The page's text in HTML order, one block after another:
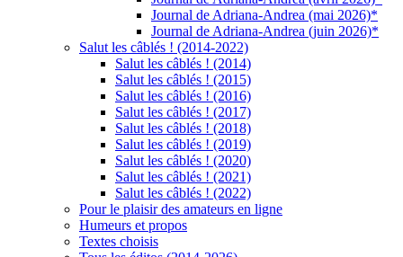
Journal de Adriana-Andrea (mai 2026)*
Journal de Adriana-Andrea (juin 2026)*
Salut les câblés ! (2014-2022)
Salut les câblés ! (2014)
Salut les câblés ! (2015)
Salut les câblés ! (2016)
Salut les câblés ! (2017)
Salut les câblés ! (2018)
Salut les câblés ! (2019)
Salut les câblés ! (2020)
Salut les câblés ! (2021)
Salut les câblés ! (2022)
Pour le plaisir des amateurs en ligne
Humeurs et propos
Textes choisis